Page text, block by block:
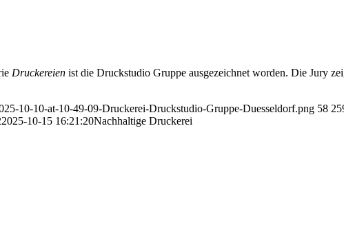
Druckereien ist die Druckstudio Gruppe ausgezeichnet worden. Die Jury
10-10-at-10-49-09-Druckerei-Druckstudio-Gruppe-Duesseldorf.png 58
2025-10-15 16:21:20Nachhaltige Druckerei